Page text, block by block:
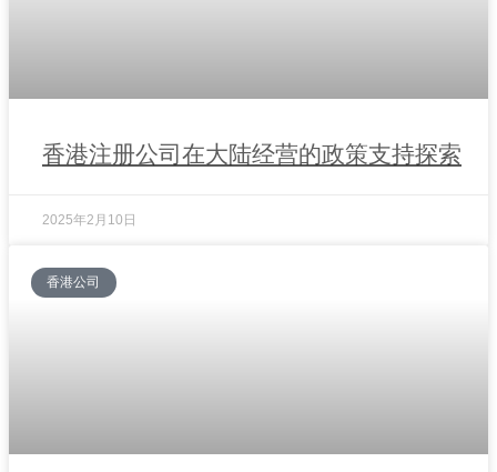
香港注册公司在大陆经营的政策支持探索
2025年2月10日
香港公司